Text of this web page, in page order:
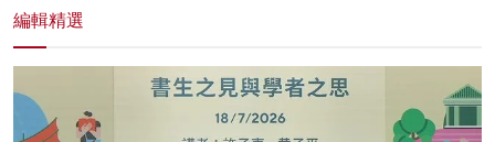
編輯精選